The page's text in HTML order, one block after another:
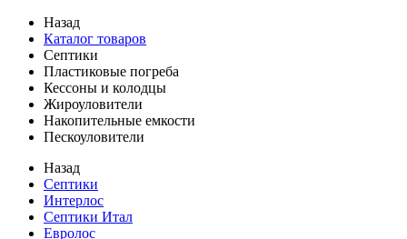
Назад
Каталог товаров
Септики
Пластиковые погреба
Кессоны и колодцы
Жироуловители
Накопительные емкости
Пескоуловители
Назад
Септики
Интерлос
Септики Итал
Евролос